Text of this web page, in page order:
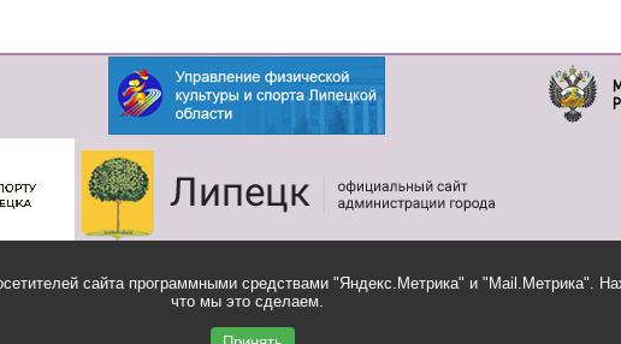
сайта программными средствами "Яндекс.Метрика" и "Mail.Метрика".
что мы это сделаем.
Обратная связь